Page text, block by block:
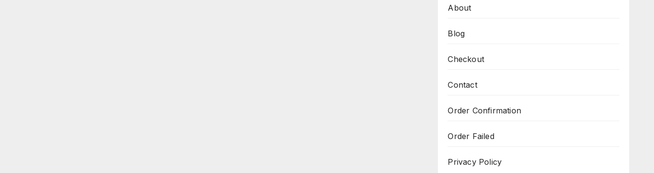
About
Blog
Checkout
Contact
Order Confirmation
Order Failed
Privacy Policy